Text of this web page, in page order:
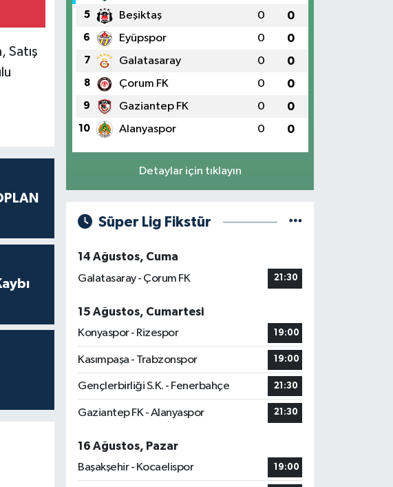
Satış
5 Beşiktaş 0 0
6 Eyüpspor 0 0
7 Galatasaray 0 0
8 Çorum FK 0 0
9 Gaziantep FK 0 0
10 Alanyaspor 0 0
Detaylar için tıklayın
Süper Lig Fikstür
14 Ağustos, Cuma
Galatasaray - Çorum FK
21:30
15 Ağustos, Cumartesi
Konyaspor - Rizespor
19:00
Kasımpaşa - Trabzonspor 19:00
Gençlerbirliği S.K. - Fenerbahçe 21:30
Gaziantep FK - Alanyaspor 21:30
16 Ağustos, Pazar
Başakşehir - Kocaelispor
19:00